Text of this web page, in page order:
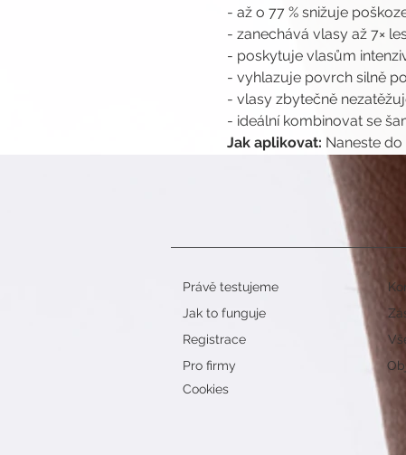
- až o 77 % snižuje
- zanechává vlasy až 7×
- poskytuje vlasům
- vyhlazuje povrch silně
- vlasy zbytečně
- ideální kombinovat se
Jak aplikovat: Naneste
Právě testujeme
Jak to funguje
Registrace
Pro firmy
Cookies